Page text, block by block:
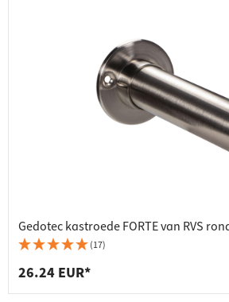
Gedotec kastroede FORTE van RVS
(17)
26.24 EUR*